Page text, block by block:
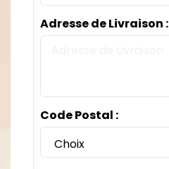
Adresse de Livraison :
Code Postal :